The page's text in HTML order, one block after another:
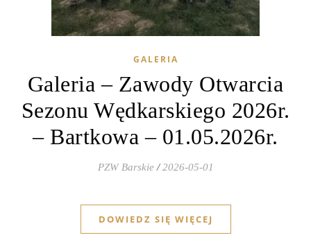
GALERIA
Galeria – Zawody Otwarcia
Sezonu Wędkarskiego 2026r.
– Bartkowa – 01.05.2026r.
PZW Barskie / 2026-05-01
DOWIEDZ SIĘ WIĘCEJ